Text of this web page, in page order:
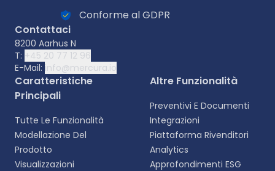
Conforme al GDPR
Contattaci
8200 Aarhus N
T: +45 20 77 12 96
E-Mail: info@mercura.io
Caratteristiche
Principali
Tutte Le Funzionalità
Modellazione Del
Prodotto
Visualizzazioni
Altre Funzionalità
Preventivi E Documenti
Integrazioni
Piattaforma Rivenditori
Analytics
Approfondimenti ESG